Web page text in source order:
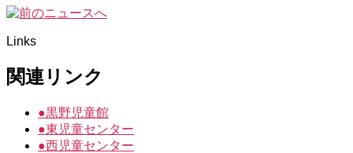
Links
関連リンク
●黒野児童館
●東児童センター
●西児童センター